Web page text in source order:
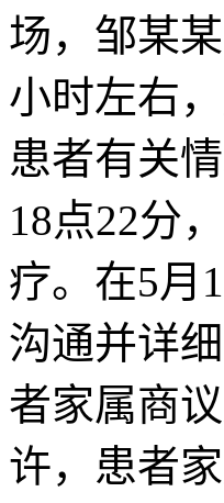
场，邹某
小时左右
患者有关
18点22分
疗。在5月
沟通并详
者家属商
许，患者